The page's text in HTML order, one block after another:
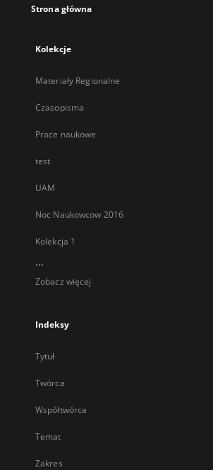
Strona główna
Kolekcje
Materiały Regionalne
Czasopisma
Prace naukowe
test
UAM
Noc Naukowcow 2016
Kolekcja 1
...
Zobacz więcej
Indeksy
Tytuł
Twórca
Współtwórca
Temat
Zakres